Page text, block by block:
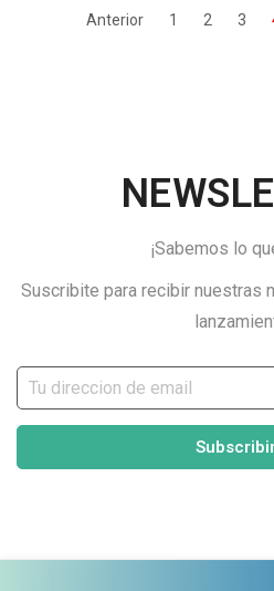
Anterior 1 2 3
¡Sabemos lo
Suscribite para recibir nuestras